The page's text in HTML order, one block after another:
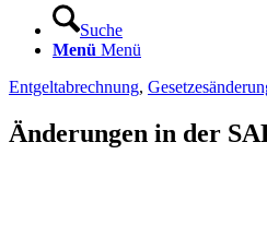
Suche
Menü Menü
Entgeltabrechnung,
Änderungen in der